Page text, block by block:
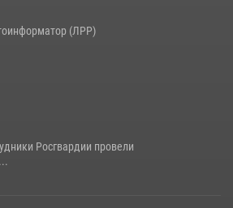
(ЛРР)
Росгвардии провели